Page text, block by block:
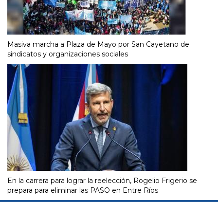
Masiva marcha a Plaza de Mayo por San Cayetano de
sindicatos y organizaciones sociales
En la carrera para lograr la reelección, Rogelio Frigerio se
prepara para eliminar las PASO en Entre Ríos